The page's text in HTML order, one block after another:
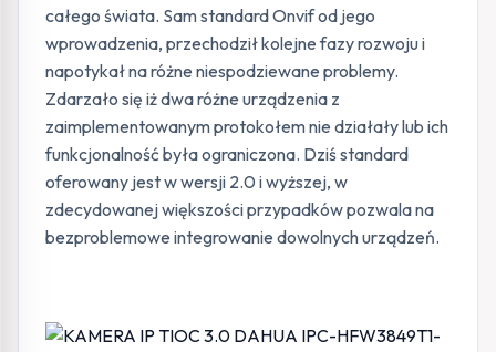
całego świata. Sam standard Onvif od jego
wprowadzenia, przechodził kolejne fazy rozwoju i
napotykał na różne niespodziewane problemy.
Zdarzało się iż dwa różne urządzenia z
zaimplementowanym protokołem nie działały lub ich
funkcjonalność była ograniczona. Dziś standard
oferowany jest w wersji 2.0 i wyższej, w
zdecydowanej większości przypadków pozwala na
bezproblemowe integrowanie dowolnych urządzeń.